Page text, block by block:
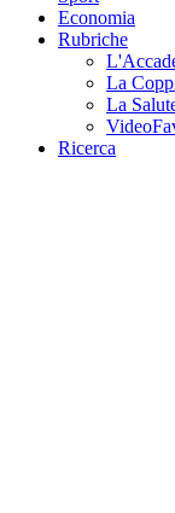
Economia
Rubriche
La
La
Ricerca